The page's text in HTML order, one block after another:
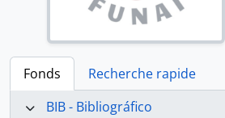
Fonds
Recherche rapide
BIB - Bibliográfico